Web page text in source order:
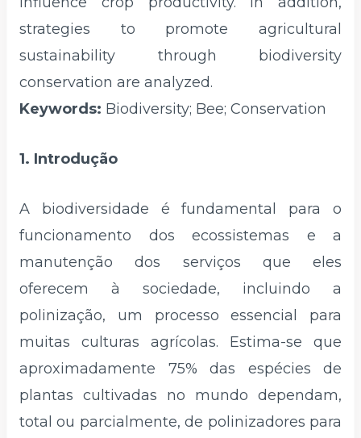
strategies to promote agricultural
sustainability through biodiversity
conservation are analyzed.
Keywords: Biodiversity; Bee; Conservation
1. Introdução
A biodiversidade é fundamental para o
funcionamento dos ecossistemas e a
manutenção dos serviços que eles
oferecem à sociedade, incluindo a
polinização, um processo essencial para
muitas culturas agrícolas. Estima-se que
aproximadamente 75% das espécies de
plantas cultivadas no mundo dependam,
total ou parcialmente, de polinizadores para